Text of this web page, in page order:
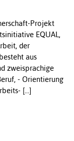
Projekt
EQUAL,
der
aus
zweisprachige
- Orientierung
[...]